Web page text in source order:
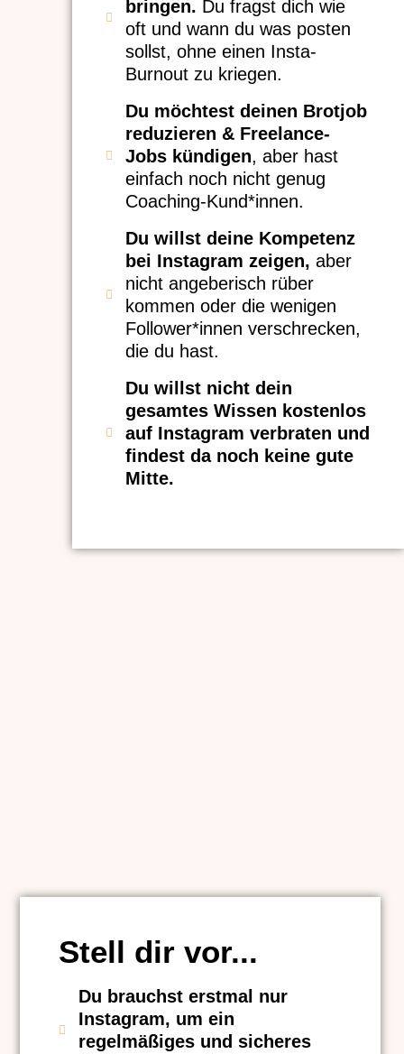
bringen. Du fragst dich wie
oft und wann du was posten
sollst, ohne einen Insta-
Burnout zu kriegen.
Du möchtest deinen Brotjob
reduzieren & Freelance-
Jobs kündigen, aber hast
einfach noch nicht genug
Coaching-Kund*innen.
Du willst deine Kompetenz
bei Instagram zeigen,aber
nicht angeberisch rüber
kommen oder die wenigen
Follower*innen verschrecken,
die du hast.
Du willst nicht dein
gesamtes Wissen kostenlos
auf Instagram verbraten und
findest da noch keine gute
Mitte.
Stell dir vor...
Du brauchst erstmal nur
Instagram, um ein
regelmäßiges und sicheres